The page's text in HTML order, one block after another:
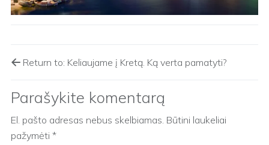
Return to: Keliaujame į Kretą. Ką verta pamatyti?
Parašykite komentarą
El. pašto adresas nebus skelbiamas. Būtini laukeliai
pažymėti *